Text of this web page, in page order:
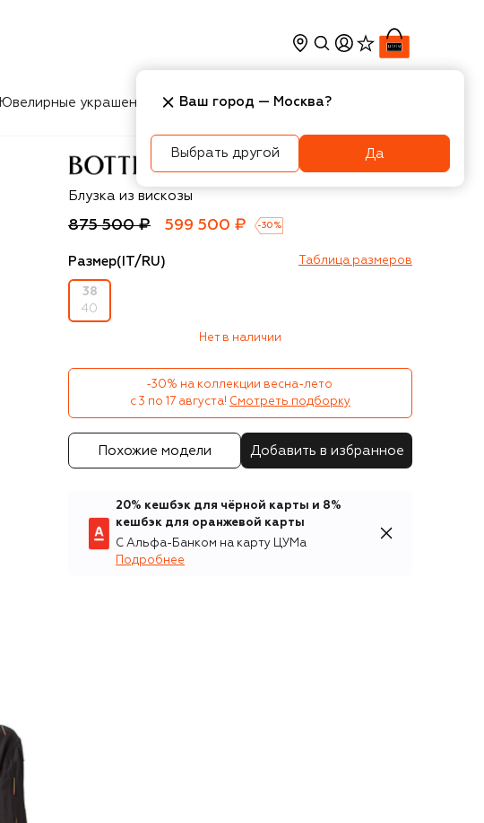
Ювелирные украшения Косметика Интерьер
Bottega Veneta
Блузка из вискозы
875 500 ₽ 599 500 ₽ -30 %
Размер(IT/RU) Таблица размеров
38
40
Нет в наличии
-30% на коллекции весна-лето
с 3 по 17 августа! Смотреть подборку
Похожие модели Добавить в избранное
20% кешбэк для чёрной карты и 8%
кешбэк для оранжевой карты
С Альфа-Банком на карту ЦУМа
Подробнее
Ваш город — Москва?
Выбрать другой Да